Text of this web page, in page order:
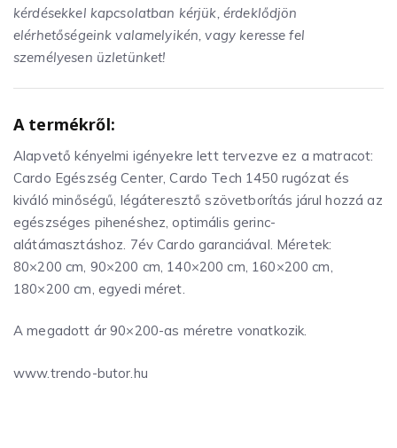
kérdésekkel kapcsolatban kérjük, érdeklődjön
elérhetőségeink valamelyikén, vagy keresse fel
személyesen üzletünket!
A termékről:
Alapvető kényelmi igényekre lett tervezve ez a matracot:
Cardo Egészség Center, Cardo Tech 1450 rugózat és
kiváló minőségű, légáteresztő szövetborítás járul hozzá az
egészséges pihenéshez, optimális gerinc-
alátámasztáshoz. 7év Cardo garanciával. Méretek:
80×200 cm, 90×200 cm, 140×200 cm, 160×200 cm,
180×200 cm, egyedi méret.
A megadott ár 90×200-as méretre vonatkozik.
www.trendo-butor.hu